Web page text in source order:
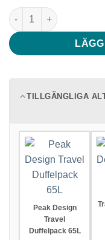
Peak Design Travel
TILLGÄNGLIGA
Peak Design
Travel
Duffelpack 65L